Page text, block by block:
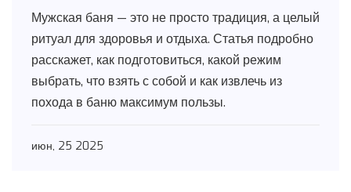
Мужская баня — это не просто традиция, а целый
ритуал для здоровья и отдыха. Статья подробно
расскажет, как подготовиться, какой режим
выбрать, что взять с собой и как извлечь из
похода в баню максимум пользы.
июн, 25 2025